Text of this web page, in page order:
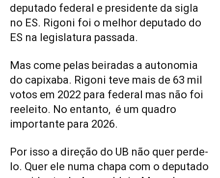
deputado federal e presidente da sigla
no ES. Rigoni foi o melhor deputado do
ES na legislatura passada.
Mas come pelas beiradas a autonomia
do capixaba. Rigoni teve mais de 63 mil
votos em 2022 para federal mas não foi
reeleito. No entanto, é um quadro
importante para 2026.
Por isso a direção do UB não quer perde-
lo. Quer ele numa chapa com o deputado